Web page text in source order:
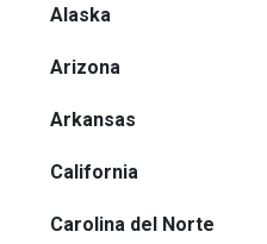
Alaska
Arizona
Arkansas
California
Carolina del Norte